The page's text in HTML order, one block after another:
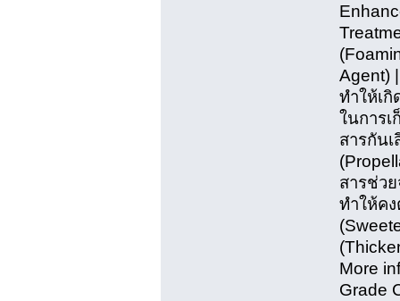
Agent)
ทำให้เ
ในการ
สารกัน
สารช่ว
ทำให้ค
More
Grade